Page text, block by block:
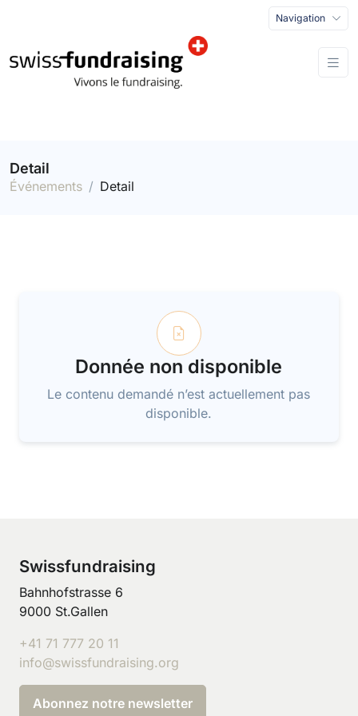
Navigation
Detail
Événements Detail
Donnée non disponible
Le contenu demandé n’est actuellement pas
disponible.
Swissfundraising
Bahnhofstrasse 6
9000 St.Gallen
+41 71 777 20 11
info@swissfundraising.org
Abonnez notre newsletter